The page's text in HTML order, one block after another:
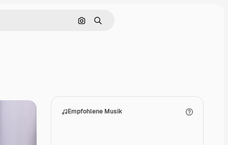
Nach Bild suchen
Suchen
Empfohlene Musik